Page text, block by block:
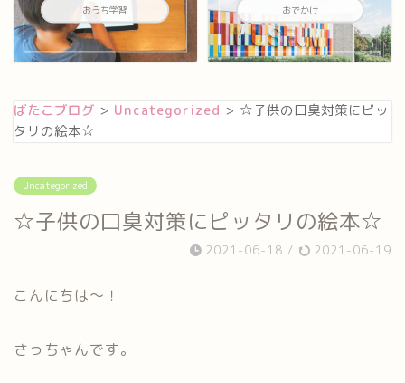
おうち学習 おでかけ
ばたこブログ > Uncategorized > ☆子供の口臭対策にピッ
タリの絵本☆
Uncategorized
☆子供の口臭対策にピッタリの絵本☆
2021-06-18 / 2021-06-19
こんにちは～！
さっちゃんです。